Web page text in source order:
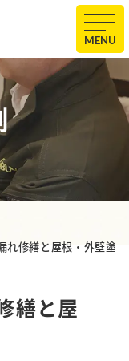
MENU
修繕と屋根・外壁塗
繕と屋